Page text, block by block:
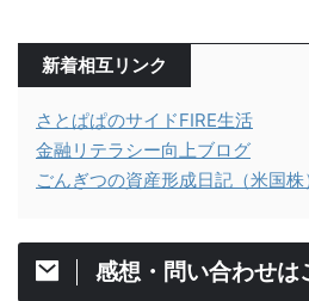
新着相互リンク
さとぱぱのサイドFIRE生活
金融リテラシー向上ブログ
ごんぎつの資産形成日記（米国株
感想・問い合わせは